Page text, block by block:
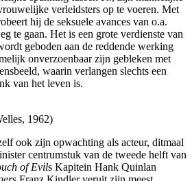
verleidsters op te voeren. Met
hij de seksuele avances van o.a.
te gaan. Het is een grote verdienste van
geboden aan de reddende werking
onverzoenbaar zijn gebleken met
waarin verlangen slechts een
van het leven is.
1962)
ook zijn opwachting als acteur, ditmaal
centrumstuk van de tweede helft van
of Evils Kapitein Hank Quinlan